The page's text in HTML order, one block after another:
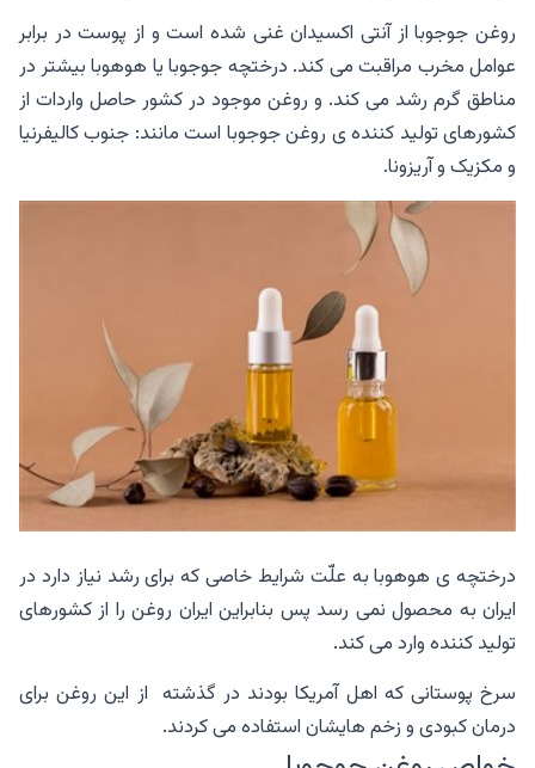
روغن جوجوبا از آنتی اکسیدان غنی شده است و از پوست در برابر
عوامل مخرب مراقبت می کند. درختچه جوجوبا یا هوهوبا بیشتر در
مناطق گرم رشد می کند. و روغن موجود در کشور حاصل واردات از
کشورهای تولید کننده ی روغن جوجوبا است مانند: جنوب کالیفرنیا
و مکزیک و آریزونا.
درختچه ی هوهوبا به علّت شرایط خاصی که برای رشد نیاز دارد در
ایران به محصول نمی رسد پس بنابراین ایران روغن را از کشورهای
تولید کننده وارد می کند.
سرخ پوستانی که اهل آمریکا بودند در گذشته از این روغن برای
درمان کبودی و زخم هایشان استفاده می کردند‌.